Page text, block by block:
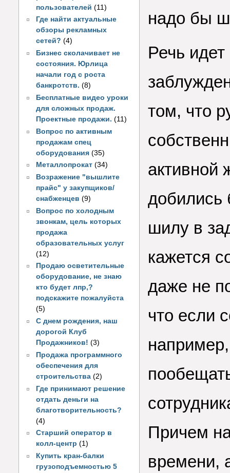
пользователей(11)
Где найти актуальные
обзоры рекламных
сетей? (4)
Бизнес сколачивает не
состояния. Юрлица
начали год с роста
банкротств. (8)
Бесплатные видео уроки
для сложных продаж.
Проектные продажи. (11)
Вопрос по активным
продажам спец
оборудования (35)
Металлопрокат (34)
Возражение "вышлите
прайс" у закупщиков/
снабженцев (9)
Вопрос по холодным
звонкам, цель которых
продажа
образовательных услуг
(12)
Продаю осветительные
оборудование, не знаю
кто будет лпр,?
подскажите пожалуйста
(5)
С днем рождения, наш
дорогой Клуб
Продажников! (3)
Продажа программного
обеспечения для
строительства (2)
Где принимают решение
отдать деньги на
благотворительность?
(4)
Старший оператор в
колл-центр (1)
Купить кран-балки
грузоподъемностью 5
надо бы
Речь
том, что
активной
добились
шилу в
кажется
даже не
что если
Причем
времени,